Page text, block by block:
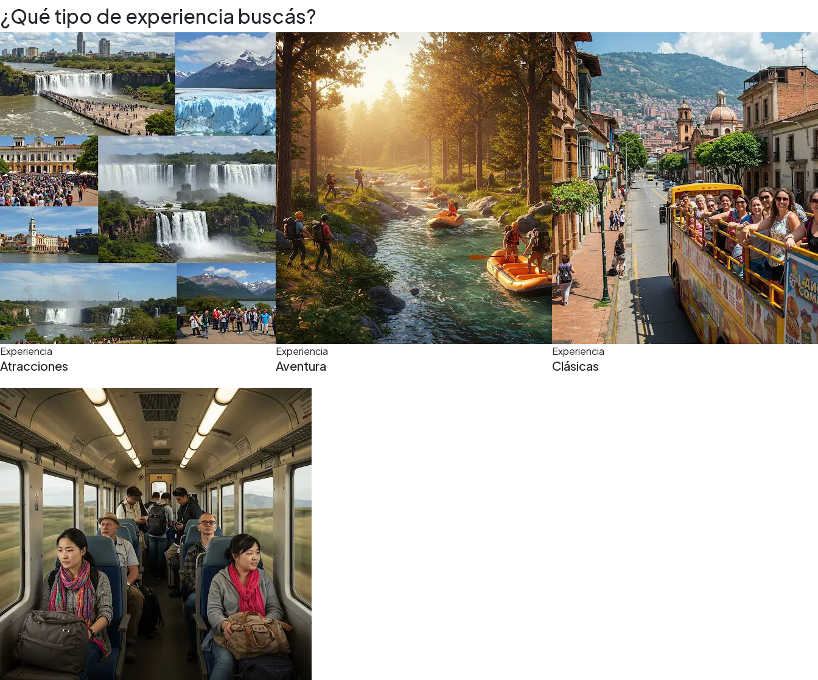
¿Qué tipo de experiencia buscás?
Experiencia
Atracciones
Experiencia
Aventura
Experiencia
Clásicas